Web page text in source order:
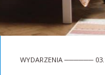
WYDARZENIA ──────